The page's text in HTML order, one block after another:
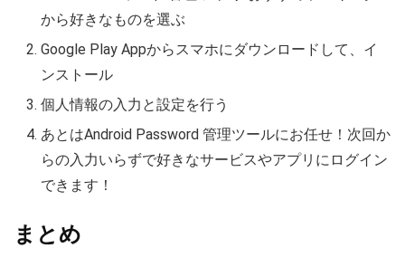
から好きなものを選ぶ
Google Play Appからスマホにダウンロードして、イ
ンストール
個人情報の入力と設定を行う
あとはAndroid Password 管理ツールにお任せ！次回か
らの入力いらずで好きなサービスやアプリにログイン
できます！
まとめ